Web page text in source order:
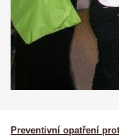
Preventivní opatření